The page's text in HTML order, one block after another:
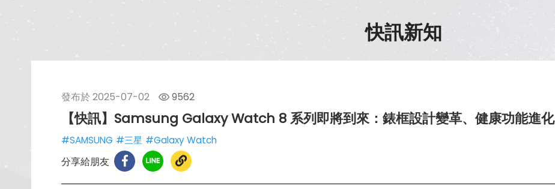
快訊新知
發布於 2025-07-02 9562
【快訊】Samsung Galaxy Watch 8 系列即將到來：錶框設計變革、健康功能進化
#SAMSUNG #三星 #Galaxy Watch
分享給朋友